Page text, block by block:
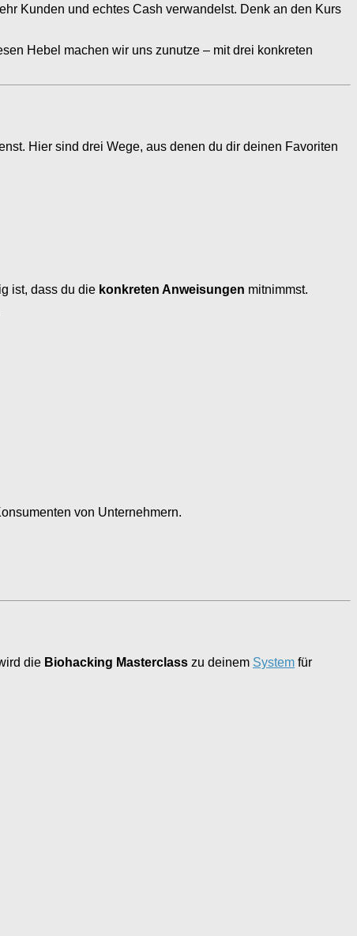
Kunden und echtes Cash verwandelst. Denk an den Kurs
Hebel machen wir uns zunutze – mit drei konkreten
Hier sind drei Wege, aus denen du dir deinen Favoriten
ist, dass du die konkreten Anweisungen mitnimmst.
von Unternehmern.
die Biohacking Masterclass zu deinem System für